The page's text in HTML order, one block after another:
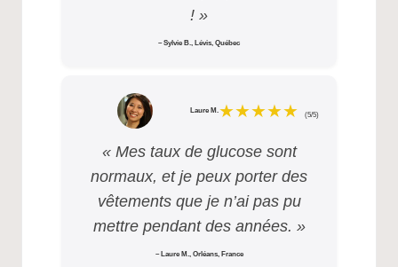
! »
– Sylvie B., Lévis, Québec
Laure M.★★★★★ (5/5)
« Mes taux de glucose sont
normaux, et je peux porter des
vêtements que je n’ai pas pu
mettre pendant des années. »
– Laure M., Orléans, France